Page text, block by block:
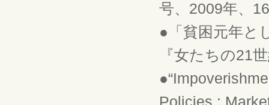
号、2009年、
●「貧困元年と
『女たちの21
Policies :